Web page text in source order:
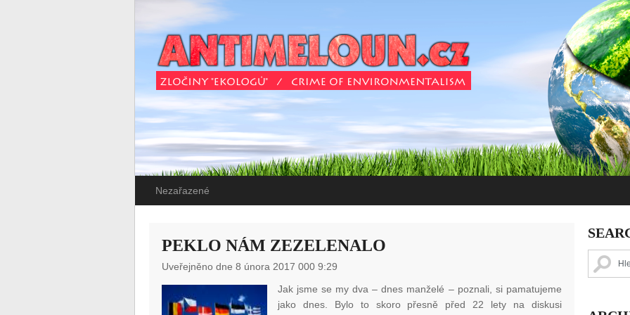
Nezařazené
PEKLO NÁM ZEZELENALO
Uveřejněno dne 8 února 2017 000 9:29
Jak jsme se my dva – dnes manželé – poznali, si pamatujeme
jako dnes. Bylo to skoro přesně před 22 lety na diskusi